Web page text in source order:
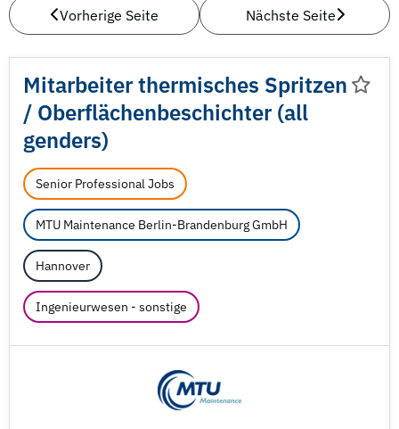
Vorherige Seite Nächste Seite
Mitarbeiter thermisches Spritzen
/ Oberflächenbeschichter (all
genders)
Senior Professional Jobs
MTU Maintenance Berlin-Brandenburg GmbH
Hannover
Ingenieurwesen - sonstige